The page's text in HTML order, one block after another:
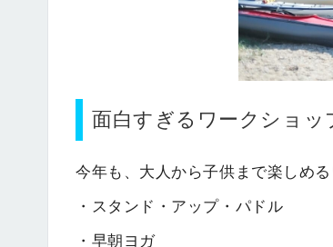
面白すぎるワークショッ
今年も、大人から子供まで楽しめ
・スタンド・アップ・パドル
・早朝ヨガ